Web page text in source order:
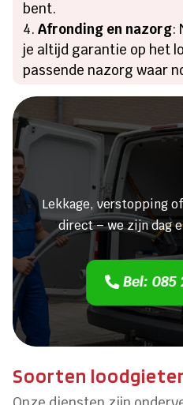
bent.
Afronding en nazorg:
je altijd garantie op het
passende nazorg waar
Heeft u een
Lekkage, verstopping
direct – we zijn dag
Bel: 085
Soorten